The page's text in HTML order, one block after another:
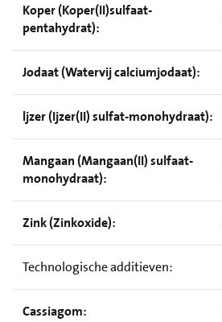
Koper (Koper(II)sulfaat-
pentahydrat):
Jodaat (Watervij calciumjodaat):
ljzer (Ijzer(II) sulfat-monohydraat):
Mangaan (Mangaan(II) sulfaat-
monohydraat):
Zink (Zinkoxide):
Technologische additieven:
Cassiagom: